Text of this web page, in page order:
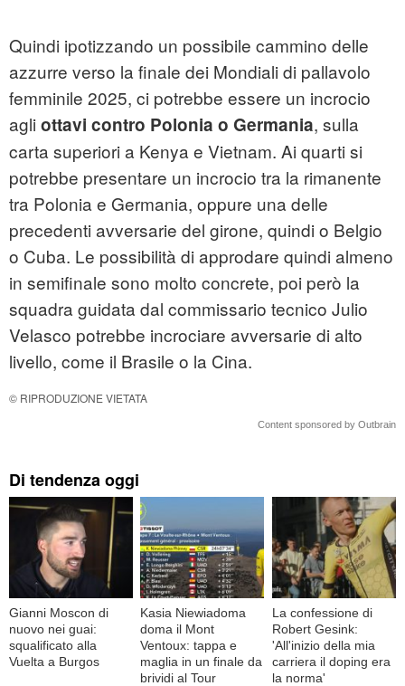
Quindi ipotizzando un possibile cammino delle
azzurre verso la finale dei Mondiali di pallavolo
femminile 2025, ci potrebbe essere un incrocio
agli ottavi contro Polonia o Germania, sulla
carta superiori a Kenya e Vietnam. Ai quarti si
potrebbe presentare un incrocio tra la rimanente
tra Polonia e Germania, oppure una delle
precedenti avversarie del girone, quindi o Belgio
o Cuba. Le possibilità di approdare quindi almeno
in semifinale sono molto concrete, poi però la
squadra guidata dal commissario tecnico Julio
Velasco potrebbe incrociare avversarie di alto
livello, come il Brasile o la Cina.
© RIPRODUZIONE VIETATA
Content sponsored by Outbrain
Di tendenza oggi
Gianni Moscon di
nuovo nei guai:
squalificato alla
Vuelta a Burgos
Kasia Niewiadoma
doma il Mont
Ventoux: tappa e
maglia in un finale da
brividi al Tour
La confessione di
Robert Gesink:
'All'inizio della mia
carriera il doping era
la norma'